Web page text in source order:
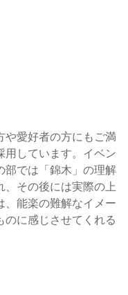
や愛好者の方にもご満
用しています。イベン
部では「錦木」の理解
、その後には実際の上
、能楽の難解なイメー
のに感じさせてくれる